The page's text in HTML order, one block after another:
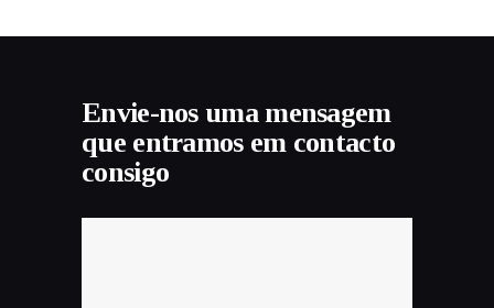
Envie-nos uma mensagem
que entramos em contacto
consigo